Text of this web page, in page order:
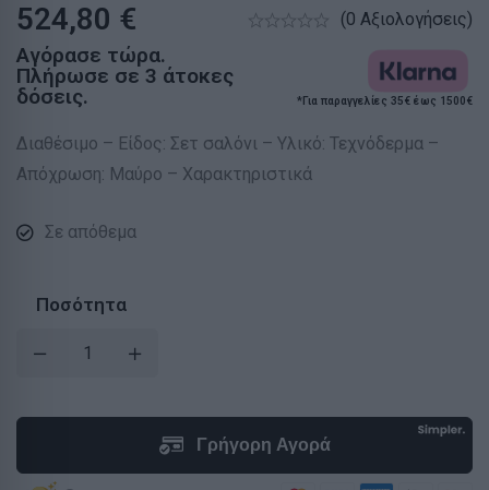
524,80 € (0 Αξιολογήσεις)
Αγόρασε τώρα.
Πλήρωσε σε 3 άτοκες
δόσεις.
*Για παραγγελίες 35€ έως 1500€
Διαθέσιμο – Είδος: Σετ σαλόνι – Υλικό: Τεχνόδερμα –
Απόχρωση: Μαύρο – Χαρακτηριστικά
Σε απόθεμα
Ποσότητα